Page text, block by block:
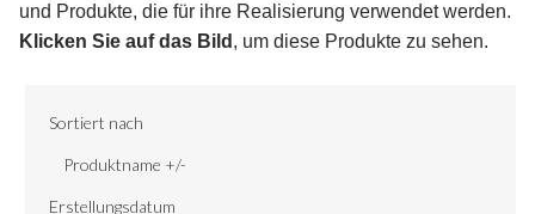
und Produkte, die für ihre Realisierung verwendet werden.
Klicken Sie auf das Bild , um diese Produkte zu sehen.
Sortiert nach
Produktname +/-
Erstellungsdatum